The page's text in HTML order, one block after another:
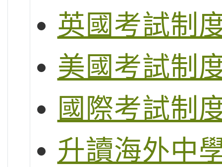
英國考試制
美國考試制
國際考試制
升讀海外中